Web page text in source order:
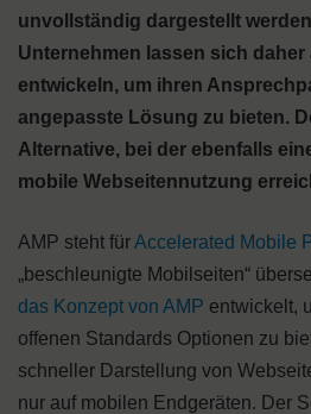
unvollständig dargestellt
Unternehmen lassen sich daher
entwickeln, um ihren
angepasste Lösung zu bieten.
Alternative, bei der ebenfalls
mobile Webseitennutzung
AMP steht fürAccelerated Mobile
„beschleunigte Mobilseiten“
das Konzept von AMP entwickelt,
offenen Standards Optionen zu
schneller Darstellung von
nur auf mobilen Endgeräten. Der